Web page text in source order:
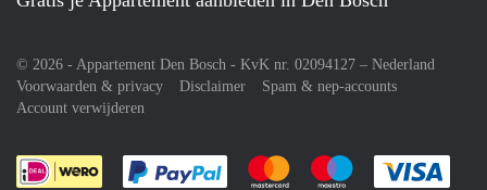
© 2026 - Appartement Den Bosch - KvK nr. 02094127 – Nederland
Voorwaarden & privacy
Disclaimer
Spam & nep-accounts
Account verwijderen
Je rekent gemakkelijk af met Paypal
Je rekent gemakkelijk af met
Je rekent